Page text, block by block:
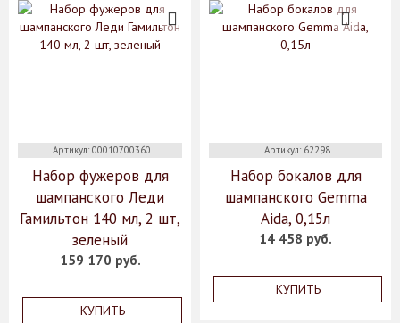
Артикул: 00010700360
Набор фужеров для
шампанского Леди
Гамильтон 140 мл, 2 шт,
зеленый
159 170 руб.
КУПИТЬ
Артикул: 62298
Набор бокалов для
шампанского Gemma
Aida, 0,15л
14 458 руб.
КУПИТЬ